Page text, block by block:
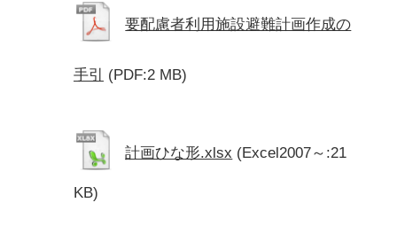
要配慮者利用施設避難計画作成の
手引 (PDF:2 MB)
計画ひな形.xlsx (Excel2007～:21
KB)